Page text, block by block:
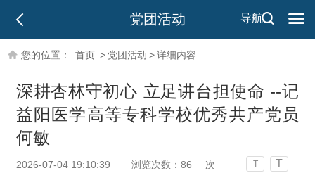
导航
党团活动
您的位置： 首页 > 党团活动 >详细内容
深耕杏林守初心 立足讲台担使命 --记
益阳医学高等专科学校优秀共产党员
何敏
2026-07-04 19:10:39 浏览次数： 86 次 T T